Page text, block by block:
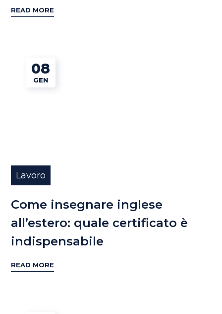
READ MORE
08
GEN
Lavoro
Come insegnare inglese
all’estero: quale certificato è
indispensabile
READ MORE